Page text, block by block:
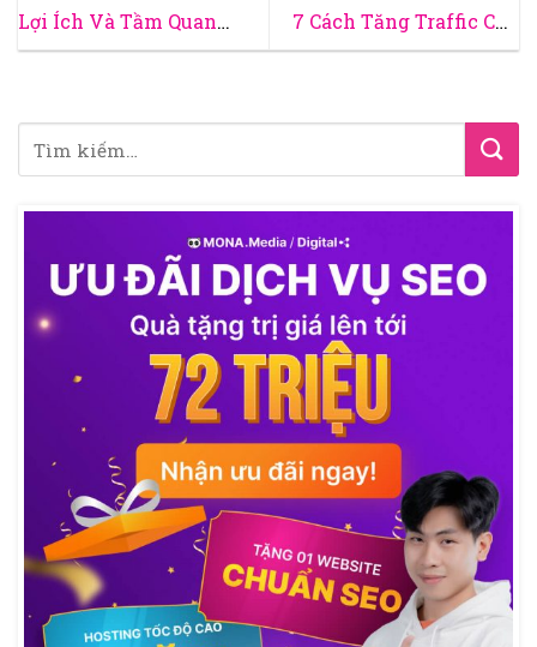
Lợi Ích Và Tầm Quan
Trọng Của Tiếng Anh
7 Cách Tăng Traffic Cho
Website Hiệu Quả, Bền